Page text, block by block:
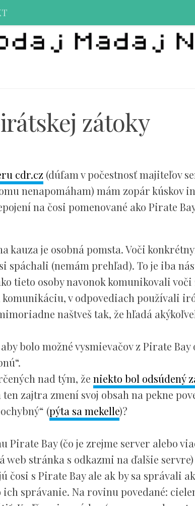
zátoky
cdr.cz (dúfam v počestnosť majiteľov
nenapomáham) mám zopár kúskov
na čosi pomenované ako Pirate
kauza je osobná pomsta. Voči
spáchali (nemám prehľad). To je iba
tieto osoby navonok komunikovali
v odpovediach používali
naštveš tak, že hľadá
bolo možné vysmievačov z Pirate Bay
nad tým, že niekto bol odsúdený
zajtra zmení svoj obsah na pekne
(pýta sa mekelle)?
Pirate Bay (čo je zrejme server alebo
stránka s odkazmi na ďalšie servre)
čosi s Pirate Bay ale ak by sa správali
správanie. Na rovinu povedané: